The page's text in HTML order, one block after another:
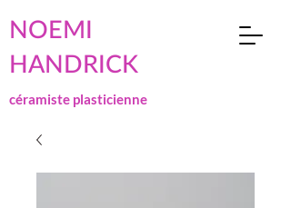
NOEMI
HANDRICK
céramiste plasticienne